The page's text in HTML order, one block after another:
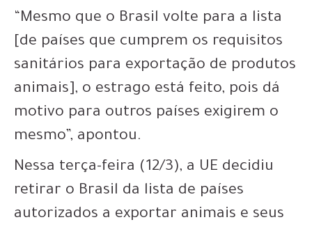
“Mesmo que o Brasil volte para a lista
[de países que cumprem os requisitos
sanitários para exportação de produtos
animais], o estrago está feito, pois dá
motivo para outros países exigirem o
mesmo”, apontou.
Nessa terça-feira (12/3), a UE decidiu
retirar o Brasil da lista de países
autorizados a exportar animais e seus